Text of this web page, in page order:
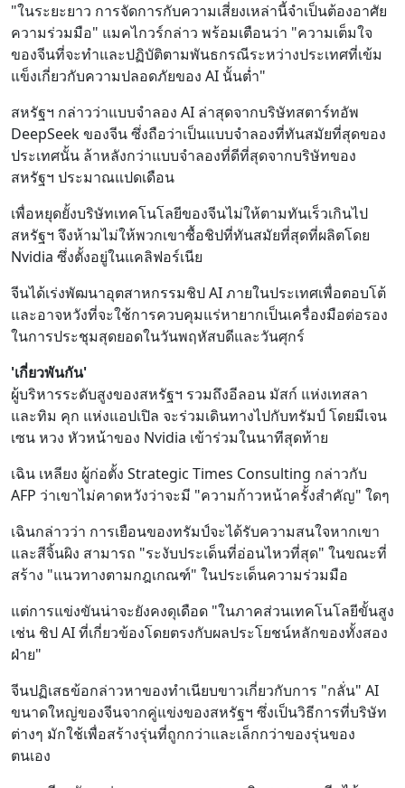
"ในระยะยาว การจัดการกับความเสี่ยงเหล่านี้จำเป็นต้องอาศัย
ความร่วมมือ" แมคไกวร์กล่าว พร้อมเตือนว่า "ความเต็มใจ
ของจีนที่จะทำและปฏิบัติตามพันธกรณีระหว่างประเทศที่เข้ม
แข็งเกี่ยวกับความปลอดภัยของ AI นั้นต่ำ"
สหรัฐฯ กล่าวว่าแบบจำลอง AI ล่าสุดจากบริษัทสตาร์ทอัพ
DeepSeek ของจีน ซึ่งถือว่าเป็นแบบจำลองที่ทันสมัยที่สุดของ
ประเทศนั้น ล้าหลังกว่าแบบจำลองที่ดีที่สุดจากบริษัทของ
สหรัฐฯ ประมาณแปดเดือน
เพื่อหยุดยั้งบริษัทเทคโนโลยีของจีนไม่ให้ตามทันเร็วเกินไป
สหรัฐฯ จึงห้ามไม่ให้พวกเขาซื้อชิปที่ทันสมัยที่สุดที่ผลิตโดย
Nvidia ซึ่งตั้งอยู่ในแคลิฟอร์เนีย
จีนได้เร่งพัฒนาอุตสาหกรรมชิป AI ภายในประเทศเพื่อตอบโต้
และอาจหวังที่จะใช้การควบคุมแร่หายากเป็นเครื่องมือต่อรอง
ในการประชุมสุดยอดในวันพฤหัสบดีและวันศุกร์
'เกี่ยวพันกัน'
ผู้บริหารระดับสูงของสหรัฐฯ รวมถึงอีลอน มัสก์ แห่งเทสลา
และทิม คุก แห่งแอปเปิล จะร่วมเดินทางไปกับทรัมป์ โดยมีเจน
เซน หวง หัวหน้าของ Nvidia เข้าร่วมในนาทีสุดท้าย
เฉิน เหลียง ผู้ก่อตั้ง Strategic Times Consulting กล่าวกับ
AFP ว่าเขาไม่คาดหวังว่าจะมี "ความก้าวหน้าครั้งสำคัญ" ใดๆ
เฉินกล่าวว่า การเยือนของทรัมป์จะได้รับความสนใจหากเขา
และสีจิ้นผิง สามารถ "ระงับประเด็นที่อ่อนไหวที่สุด" ในขณะที่
สร้าง "แนวทางตามกฎเกณฑ์" ในประเด็นความร่วมมือ
แต่การแข่งขันน่าจะยังคงดุเดือด "ในภาคส่วนเทคโนโลยีขั้นสูง
เช่น ชิป AI ที่เกี่ยวข้องโดยตรงกับผลประโยชน์หลักของทั้งสอง
ฝ่าย"
จีนปฏิเสธข้อกล่าวหาของทำเนียบขาวเกี่ยวกับการ "กลั่น" AI
ขนาดใหญ่ของจีนจากคู่แข่งของสหรัฐฯ ซึ่งเป็นวิธีการที่บริษัท
ต่างๆ มักใช้เพื่อสร้างรุ่นที่ถูกกว่าและเล็กกว่าของรุ่นของ
ตนเอง